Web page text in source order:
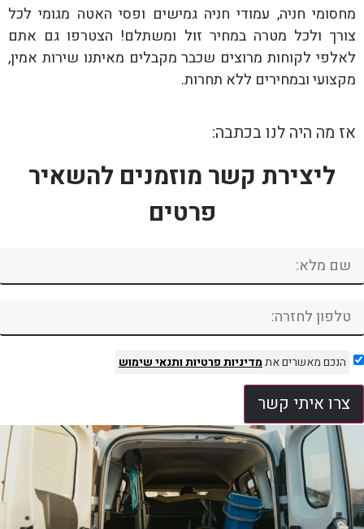
מחסומי חניה, עמודי חניה גמישים ופסי האטה מגומי לכל
צורך ולכל מטרה במחיר זול ומשתלם! הצטרפו גם אתם
לאלפי לקוחות מרוצים שכבר מקבלים מאיתנו שירות אמין,
מקצועי ובמחירים ללא תחרות.
אז מה היה לנו בכתבה:
ליצירת קשר מוזמנים להשאיר
פרטים
הנכם מאשרים אתמדיניות פרטיותותנאי שימוש
צרו איתי קשר